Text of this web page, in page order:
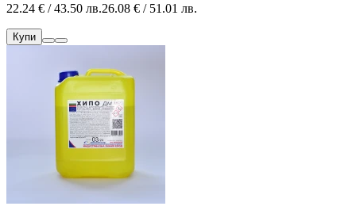
22.24 € / 43.50 лв.26.08 € / 51.01 лв.
Купи